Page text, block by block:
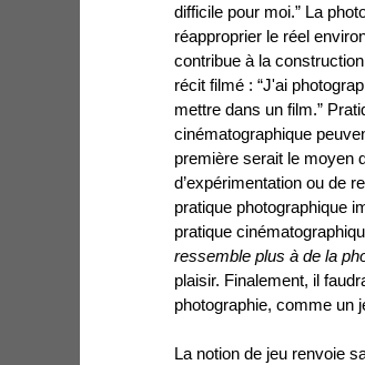
difficile pour moi.” La
réapproprier le réel
contribue à la
récit filmé : “J'ai
mettre dans un film.”
cinématographique
première serait le moyen
d’expérimentation ou de
pratique photographique
pratique
ressemble plus à de la
plaisir. Finalement, il
photographie, comme un
La notion de jeu renvoie